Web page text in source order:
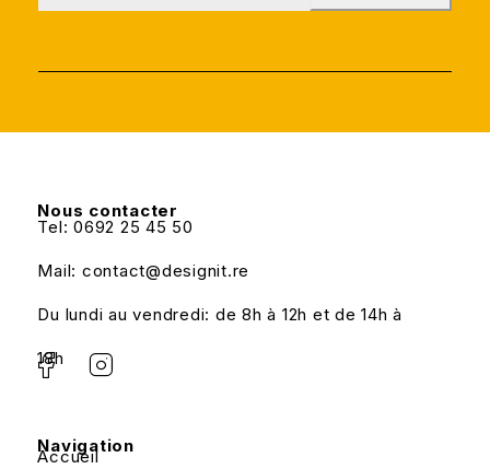
Nous contacter
Tel: 0692 25 45 50
Mail: contact@designit.re
Du lundi au vendredi: de 8h à 12h et de 14h à
18h
Navigation
Accueil